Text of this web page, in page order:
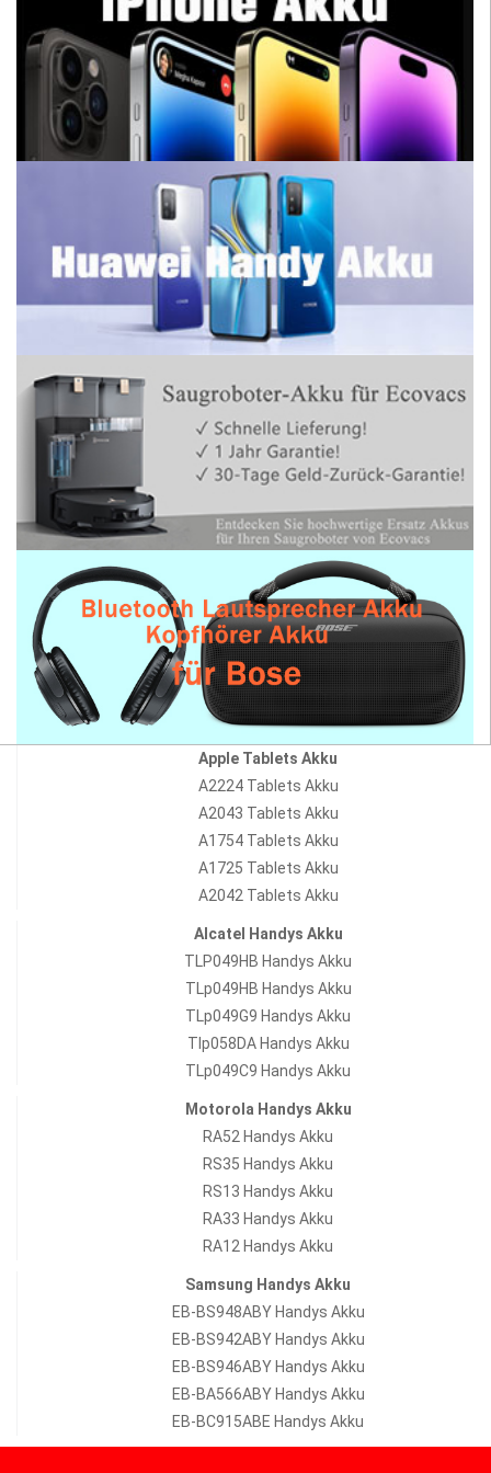
Apple Tablets Akku
A2224 Tablets Akku
A2043 Tablets Akku
A1754 Tablets Akku
A1725 Tablets Akku
A2042 Tablets Akku
Alcatel Handys Akku
TLP049HB Handys Akku
TLp049HB Handys Akku
TLp049G9 Handys Akku
Tlp058DA Handys Akku
TLp049C9 Handys Akku
Motorola Handys Akku
RA52 Handys Akku
RS35 Handys Akku
RS13 Handys Akku
RA33 Handys Akku
RA12 Handys Akku
Samsung Handys Akku
EB-BS948ABY Handys Akku
EB-BS942ABY Handys Akku
EB-BS946ABY Handys Akku
EB-BA566ABY Handys Akku
EB-BC915ABE Handys Akku